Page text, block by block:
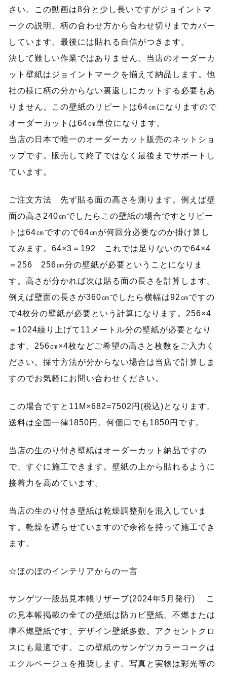
さい。この動画は8分と少し長いですがジョイントマ
ークの説明、柄の合わせ方から合わせ切りまでカバー
しています。最後には貼れる自信がつきます。
決して難しい作業ではありません。当店のオーダーカ
ット壁紙はジョイントマークを揃えて納品します。他
社の様に柄の分からない裏返しにカットする必要もあ
りません。この壁紙のリピートは64㎝になりますので
オーダーカットは64㎝単位になります。
当店の日本で唯一のオーダーカット販売のネットショ
ップです。販売して終了ではなく最後までサポートし
ています。
ご注文方法 先ず貼る面の高さを測ります。例えば壁
面の高さ240㎝でしたらこの壁紙の場合ですとリピー
トは64㎝ですので64㎝が何回分必要なのか掛け算し
てみます。64×3＝192 これでは足りないので64×4
＝256 256㎝分の壁紙が必要ということになりま
す。高さが分かれば次は貼る面の長さを計算します。
例えば壁面の長さが360㎝でしたら横幅は92㎝ですの
で4枚分の壁紙が必要という計算になります。256×4
＝1024繰り上げて11メートル分の壁紙が必要となり
ます。256㎝×4枚などご希望の高さと枚数をご入力く
ださい。採寸方法が分からない場合は当店で計算しま
すのでお気軽にお問い合わせください。
この場合ですと11M×682=7502円(税込)となります。
送料は全国一律1850円。何個口でも1850円です。
当店の生のり付き壁紙はオーダーカット納品ですの
で、すぐに施工できます。壁紙の上から貼れるように
接着力を高めています。
当店の生のり付き壁紙は乾燥調整剤を混入していま
す。乾燥を遅らせていますので余裕を持って施工でき
ます。
☆ほのぼのインテリアからの一言
サンゲツ一般品見本帳リザーブ(2024年5月発行) こ
の見本帳掲載の全ての壁紙は防カビ壁紙。不燃または
準不燃壁紙です。デザイン壁紙多数。アクセントクロ
スにも最適です。この壁紙のサンゲツカラーコークは
エクルベージュを推奨します。写真と実物は彩光等の